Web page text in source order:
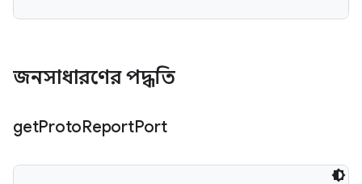
জনসাধারণের পদ্ধতি
getProtoReportPort